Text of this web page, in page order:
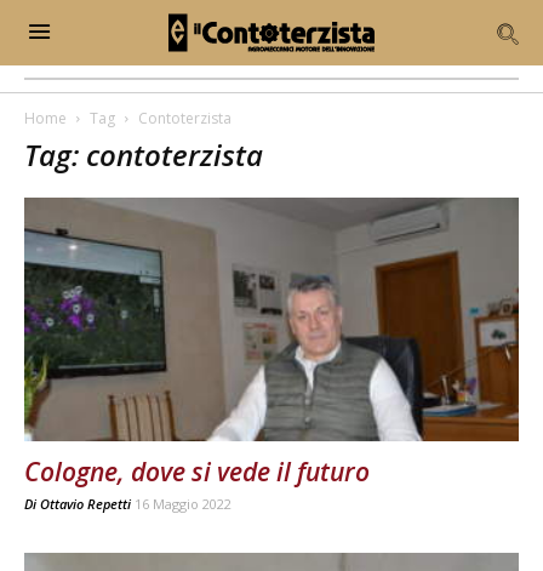
Home Tag Contoterzista
Tag: contoterzista
Cologne, dove si vede il futuro
Di Ottavio Repetti 16 Maggio 2022